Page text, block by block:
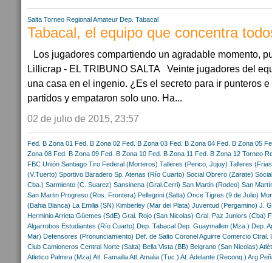
Salta Torneo Regional Amateur Dep. Tabacal
Tabacal, el equipo que concentra
Los jugadores compartiendo un agradable momento,
Lillicrap - EL TRIBUNO SALTA Veinte jugadores del
una casa en el ingenio. ¿Es el secreto para ir punteros
partidos y empataron solo uno. Ha...
02 de julio de 2015, 23:57
Fed. B Zona 01 Fed. B Zona 02 Fed. B Zona 03 Fed. B Zona 04 Fed. B Zona 05
Zona 08 Fed. B Zona 09 Fed. B Zona 10 Fed. B Zona 11 Fed. B Zona 12 Torneo
FBC Unión Santiago Tiro Federal (Morteros) Talleres (Perico, Jujuy) Talleres
(V.Tuerto) Sportivo Baradero Sp. Atenas (Río Cuarto) Social Obrero (Zarate)
Cba.) Sarmiento (C. Suarez) Sansinena (Gral.Cerri) San Martin (Rodeo) San
San Martin Progreso (Ros. Frontera) Pellegrini (Salta) Once Tigres (9 de Julio)
(Bahia Blanca) La Emilia (SN) Kimberley (Mar del Plata) Juventud (Pergamino) J.
Herminio Arrieta Güemes (SdE) Gral. Rojo (San Nicolas) Gral. Paz Juniors (Cba)
Algarrobos Estudiantes (Río Cuarto) Dep. Tabacal Dep. Guaymallen (Mza.) Dep.
Mar) Defensores (Pronunciamiento) Def. de Salto Coronel Aguirre Comercio Ctral.
Club Camioneros Central Norte (Salta) Bella Vista (BB) Belgrano (San Nicolas)
Atletico Palmira (Mza) Atl. FamaillaAtl. Amalia (Tuc.) At. Adelante (Reconq.)